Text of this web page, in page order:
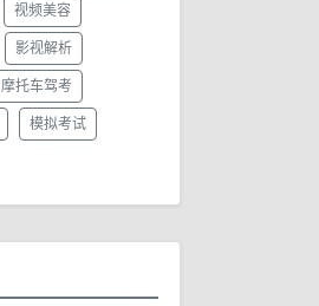
视频美容
影视解析
摩托车驾考
模拟考试